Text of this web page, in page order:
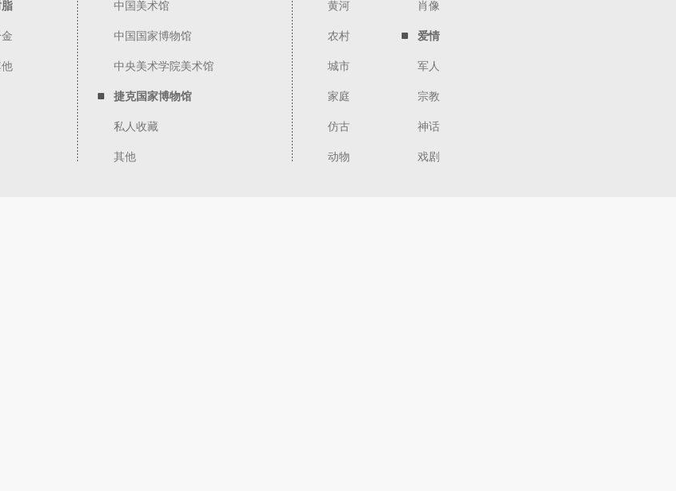
中国美术馆
中国国家博物馆
中央美术学院美术馆
捷克国家博物馆
私人收藏
其他
黄河
农村
城市
家庭
仿古
动物
肖像
爱情
军人
宗教
神话
戏剧